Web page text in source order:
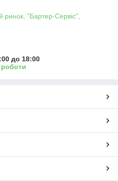
ринок, "Бартер-Сервіс",
до 18:00
роботи